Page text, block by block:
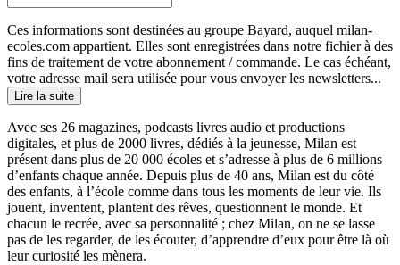
Ces informations sont destinées au groupe Bayard, auquel milan-
ecoles.com appartient. Elles sont enregistrées dans notre fichier à des
fins de traitement de votre abonnement / commande. Le cas échéant,
votre adresse mail sera utilisée pour vous envoyer les newsletters...
Lire la suite
Avec ses 26 magazines, podcasts livres audio et productions
digitales, et plus de 2000 livres, dédiés à la jeunesse, Milan est
présent dans plus de 20 000 écoles et s’adresse à plus de 6 millions
d’enfants chaque année. Depuis plus de 40 ans, Milan est du côté
des enfants, à l’école comme dans tous les moments de leur vie. Ils
jouent, inventent, plantent des rêves, questionnent le monde. Et
chacun le recrée, avec sa personnalité ; chez Milan, on ne se lasse
pas de les regarder, de les écouter, d’apprendre d’eux pour être là où
leur curiosité les mènera.